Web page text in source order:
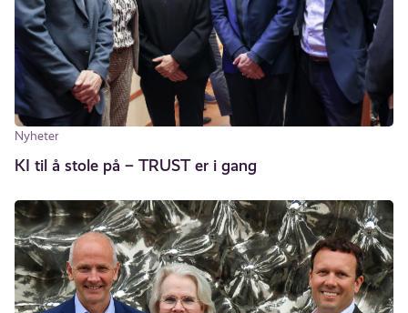
Nyheter
KI til å stole på – TRUST er i gang